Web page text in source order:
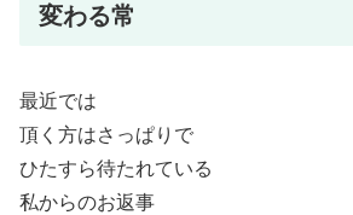
変わる常
最近では
頂く方はさっぱりで
ひたすら待たれている
私からのお返事